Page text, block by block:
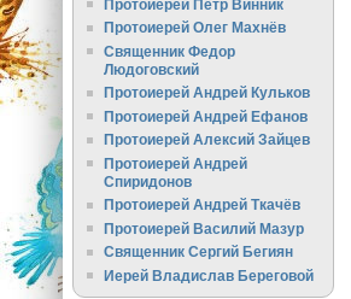
Протоиерей Пётр Винник
Протоиерей Олег Махнёв
Священник Федор
Людоговский
Протоиерей Андрей Кульков
Протоиерей Андрей Ефанов
Протоиерей Алексий Зайцев
Протоиерей Андрей
Спиридонов
Протоиерей Андрей Ткачёв
Протоиерей Василий Мазур
Священник Сергий Бегиян
Иерей Владислав Береговой